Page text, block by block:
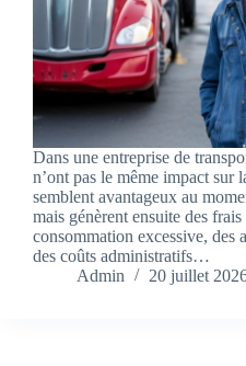
Dans une entreprise de
n’ont pas le même impact sur
semblent avantageux au
mais génèrent ensuite des
consommation excessive, des
des coûts administratifs…
Admin
20 juillet